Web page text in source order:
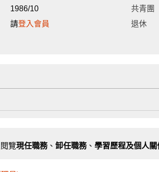
1986/10 共青團
請登入會員 退休
閱覽現任職務、 卸任職務、 學習歷程及個人關